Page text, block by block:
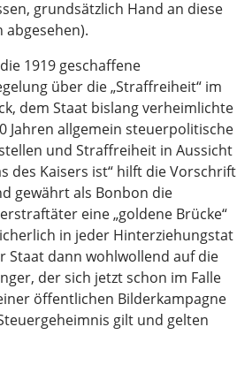
grundsätzlich Hand an diese
abgesehen).
1919 geschaffene
über die „Straffreiheit“ im
dem Staat bislang verheimlichte
Jahren allgemein steuerpolitische
und Straffreiheit in Aussicht
des Kaisers ist“ hilft die Vorschrift
gewährt als Bonbon die
eine „goldene Brücke“
in jeder Hinterziehungstat
Staat dann wohlwollend auf die
der sich jetzt schon im Falle
öffentlichen Bilderkampagne
gilt und gelten